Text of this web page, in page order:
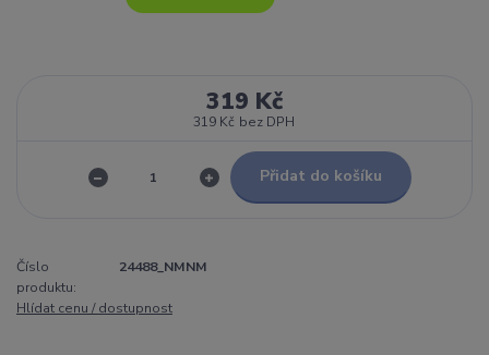
319 Kč
319 Kč bez DPH
Přidat do košíku
Číslo
produktu:
24488_NMNM
Hlídat cenu / dostupnost